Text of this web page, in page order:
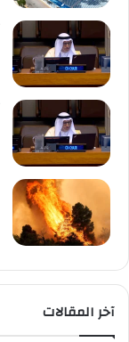
آخر المقالات